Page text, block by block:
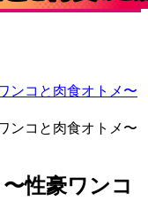
ンコと肉食オトメ〜
ンコと肉食オトメ〜
性豪ワンコ